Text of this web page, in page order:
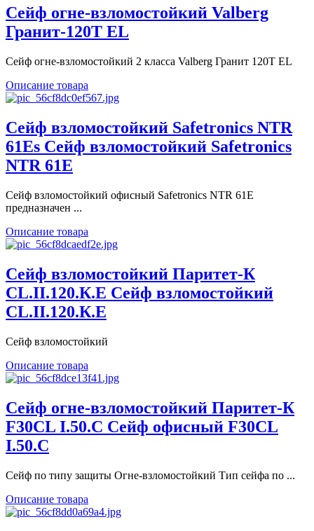
Сейф огне-взломостойкий Valberg
Гранит-120T EL
Сейф огне-взломостойкий 2 класса Valberg Гранит 120T EL
Описание товара
Сейф взломостойкий Safetronics NTR
61Es Сейф взломостойкий Safetronics
NTR 61E
Сейф взломостойкий офисный Safetronics NTR 61E
предназначен ...
Описание товара
Сейф взломостойкий Паритет-К
CL.II.120.К.E Сейф взломостойкий
CL.II.120.К.E
Сейф взломостойкий
Описание товара
Сейф огне-взломостойкий Паритет-К
F30CL I.50.С Сейф офисный F30CL
I.50.С
Сейф по типу защиты Огне-взломостойкий Тип сейфа по ...
Описание товара